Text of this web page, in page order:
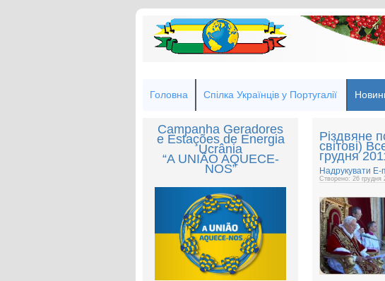
Головна Спілка Українців у Португалії
Campanha Geradores
e Estações de Energia
Ucrânia
“A UNIÃO AQUECE-
NOS”
Різдвяне
світові)
грудня
Надрукувати E-
Створено: 26 грудня